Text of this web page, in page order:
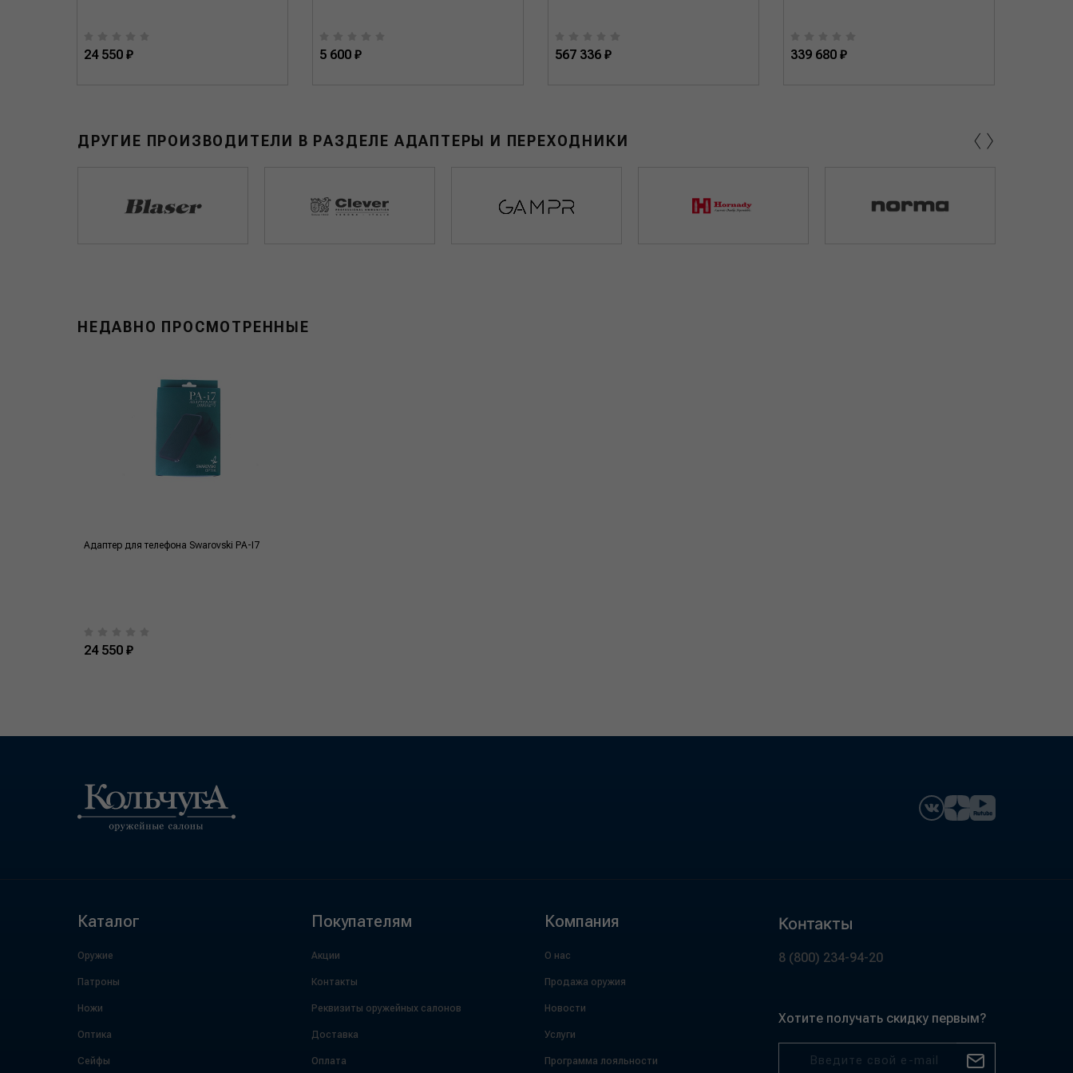
24 550 ₽ 5 600 ₽ 567 336 ₽ 339 680 ₽
ДРУГИЕ ПРОИЗВОДИТЕЛИ В РАЗДЕЛЕ АДАПТЕРЫ И ПЕРЕХОДНИКИ ‹›
НЕДАВНО ПРОСМОТРЕННЫЕ
Адаптер для телефона Swarovski PA-I7
24 550 ₽
Каталог
Оружие
Патроны
Ножи
Оптика
Сейфы
Покупателям
Акции
Контакты
Реквизиты оружейных салонов
Доставка
Оплата
Компания
О нас
Продажа оружия
Новости
Услуги
Программа лояльности
Контакты
8 (800) 234-94-20
Хотите получать скидку первым?